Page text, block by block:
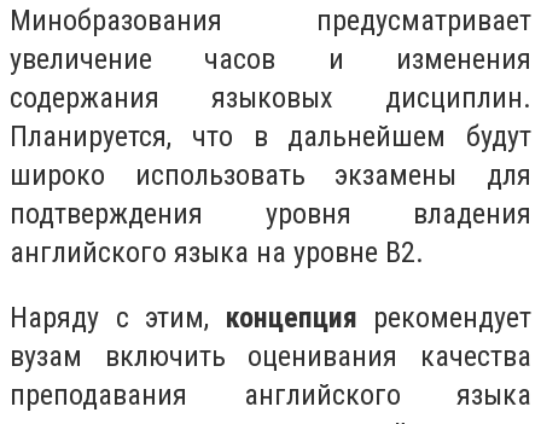
Минобразования предусматривает
увеличение часов и изменения
содержания языковых дисциплин.
Планируется, что в дальнейшем будут
широко использовать экзамены для
подтверждения уровня владения
английского языка на уровне В2.
Наряду с этим, концепция рекомендует
вузам включить оценивания качества
преподавания английского языка